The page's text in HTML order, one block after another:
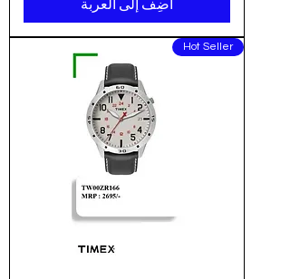
أضِف إلى العربة
Hot Seller